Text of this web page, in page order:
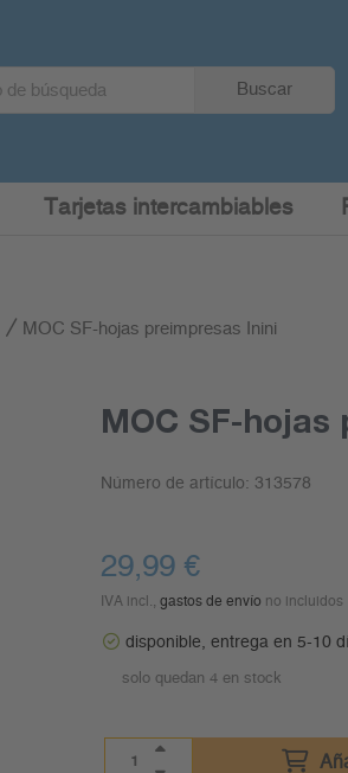
Buscar
Tarjetas intercambiables
MOC SF-hojas preimpresas Inini
MOC SF-
Número de artículo: 313578
29,99 €
IVA incl., gastos de envío no incluidos
disponible, entrega en 5-10
solo quedan 4 en stock